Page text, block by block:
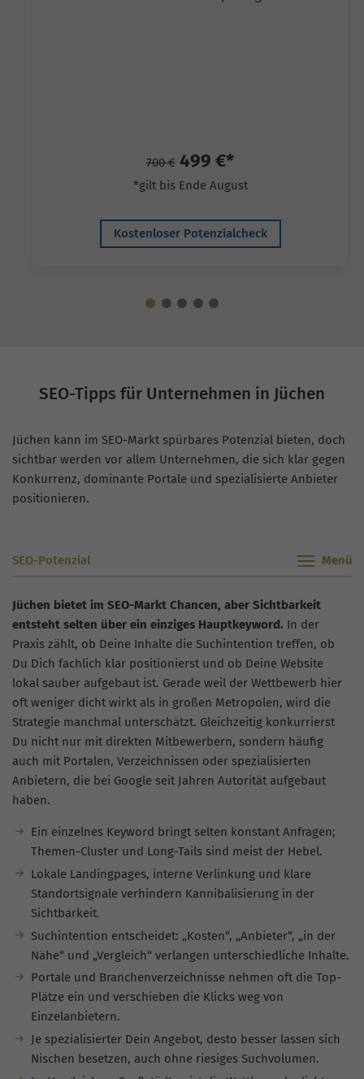
700 € 499 €*
*gilt bis Ende August
Kostenloser Potenzialcheck
SEO-Tipps für Unternehmen in Jüchen
Jüchen kann im SEO-Markt spürbares Potenzial bieten, doch
sichtbar werden vor allem Unternehmen, die sich klar gegen
Konkurrenz, dominante Portale und spezialisierte Anbieter
positionieren.
SEO-Potenzial
Jüchen bietet im SEO-Markt Chancen, aber Sichtbarkeit
entsteht selten über ein einziges Hauptkeyword. In der
Praxis zählt, ob Deine Inhalte die Suchintention treffen, ob
Du Dich fachlich klar positionierst und ob Deine Website
lokal sauber aufgebaut ist. Gerade weil der Wettbewerb hier
oft weniger dicht wirkt als in großen Metropolen, wird die
Strategie manchmal unterschätzt. Gleichzeitig konkurrierst
Du nicht nur mit direkten Mitbewerbern, sondern häufig
auch mit Portalen, Verzeichnissen oder spezialisierten
Anbietern, die bei Google seit Jahren Autorität aufgebaut
haben.
Ein einzelnes Keyword bringt selten konstant Anfragen;
Themen-Cluster und Long-Tails sind meist der Hebel.
Lokale Landingpages, interne Verlinkung und klare
Standortsignale verhindern Kannibalisierung in der
Sichtbarkeit.
Suchintention entscheidet: „Kosten“, „Anbieter“, „in der
Nähe“ und „Vergleich“ verlangen unterschiedliche Inhalte.
Portale und Branchenverzeichnisse nehmen oft die Top-
Plätze ein und verschieben die Klicks weg von
Einzelanbietern.
Je spezialisierter Dein Angebot, desto besser lassen sich
Nischen besetzen, auch ohne riesiges Suchvolumen.